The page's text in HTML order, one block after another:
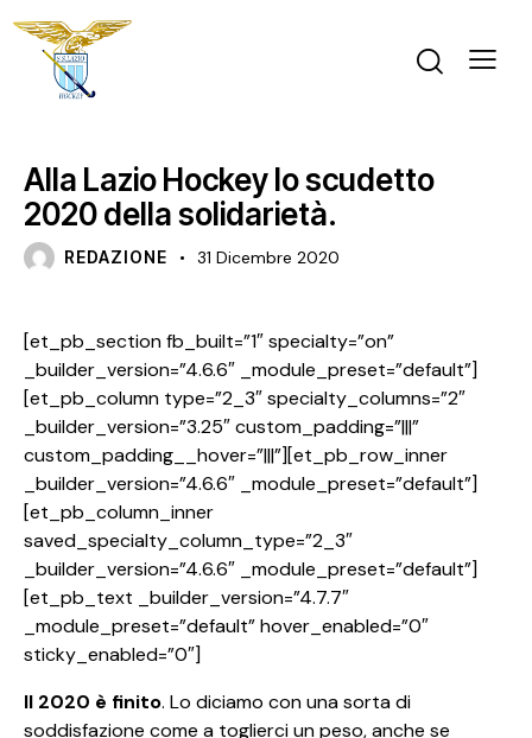
Alla Lazio Hockey lo scudetto
2020 della solidarietà.
REDAZIONE 31 Dicembre 2020
[et_pb_section fb_built=”1″ specialty=”on”
_builder_version=”4.6.6″ _module_preset=”default”]
[et_pb_column type=”2_3″ specialty_columns=”2″
_builder_version=”3.25″ custom_padding=”|||”
custom_padding__hover=”|||”][et_pb_row_inner
_builder_version=”4.6.6″ _module_preset=”default”]
[et_pb_column_inner
saved_specialty_column_type=”2_3″
_builder_version=”4.6.6″ _module_preset=”default”]
[et_pb_text _builder_version=”4.7.7″
_module_preset=”default” hover_enabled=”0″
sticky_enabled=”0″]
Il 2020 è finito. Lo diciamo con una sorta di
soddisfazione come a toglierci un peso, anche se